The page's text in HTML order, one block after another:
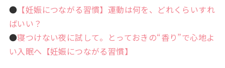
● 【妊娠につながる習慣】運動は何を、どれくらいすれ
ばいい？
●寝つけない夜に試して。とっておきの“香り”で心地よ
い入眠へ【妊娠につながる習慣】